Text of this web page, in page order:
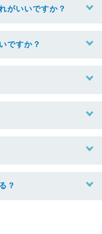
がいいですか？
ですか？
？